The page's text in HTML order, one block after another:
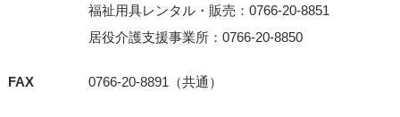
福祉用具レンタル・販売：0766-20-8851
居役介護支援事業所：0766-20-8850
FAX 0766-20-8891（共通）